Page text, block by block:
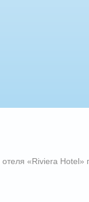
отеля «Riviera Hotel»